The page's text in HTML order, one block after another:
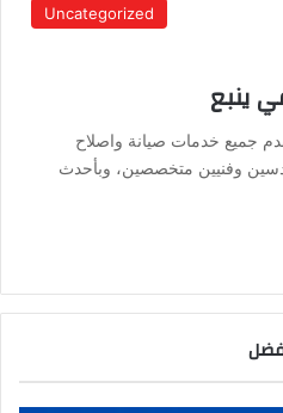
Uncategorized
ينبع
جميع خدمات صيانة واصلاح
وفنيين متخصصين، وبأحدث